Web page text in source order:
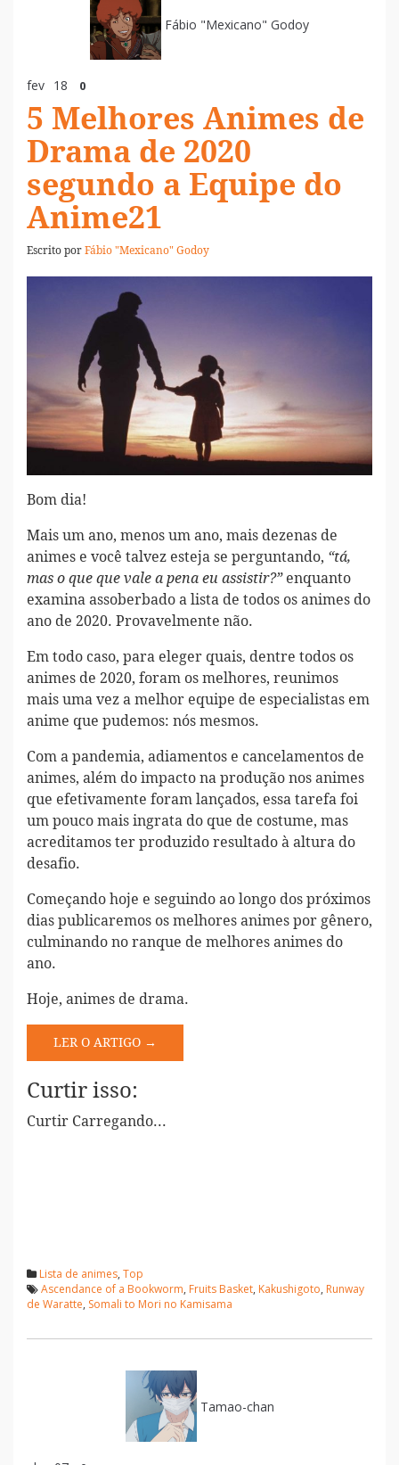
Fábio "Mexicano" Godoy
fev 18 0
5 Melhores Animes de
Drama de 2020
segundo a Equipe do
Anime21
Escrito porFábio "Mexicano" Godoy
Bom dia!
Mais um ano, menos um ano, mais dezenas de
animes e você talvez esteja se perguntando, “tá,
mas o que que vale a pena eu assistir?”enquanto
examina assoberbado a lista de todos os animes do
ano de 2020. Provavelmente não.
Em todo caso, para eleger quais, dentre todos os
animes de 2020, foram os melhores, reunimos
mais uma vez a melhor equipe de especialistas em
anime que pudemos: nós mesmos.
Com a pandemia, adiamentos e cancelamentos de
animes, além do impacto na produção nos animes
que efetivamente foram lançados, essa tarefa foi
um pouco mais ingrata do que de costume, mas
acreditamos ter produzido resultado à altura do
desafio.
Começando hoje e seguindo ao longo dos próximos
dias publicaremos os melhores animes por gênero,
culminando no ranque de melhores animes do
ano.
Hoje, animes de drama.
LER O ARTIGO →
Curtir isso:
Curtir Carregando...
Lista de animes, Top
Ascendance of a Bookworm, Fruits Basket, Kakushigoto, Runway
de Waratte, Somali to Mori no Kamisama
Tamao-chan